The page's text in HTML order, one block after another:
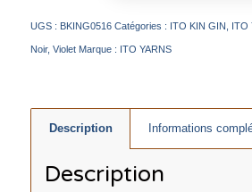
UGS : BKING0516 Catégories : ITO KIN GIN ITO
Noir, Violet Marque : ITO YARNS
Description Informations
Description